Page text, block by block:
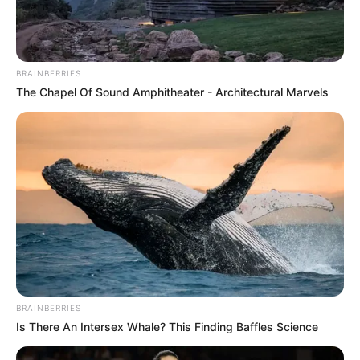
Did They Lie To Us In This Movie?
BRAINBERRIES
The Way You Sit Could Expose Your True Personality
BRAINBERRIES
BRAINBERRIES
The Chapel Of Sound Amphitheater - Architectural Marvels
BRAINBERRIES
Is There An Intersex Whale? This Finding Baffles Science